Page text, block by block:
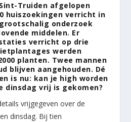
Truiden afgelopen
huiszoekingen verricht in
onderzoek
middelen. Er
verricht op drie
werden
planten. Twee mannen
blijven aangehouden. Dé
is nu: kan je high worden
dinsdag vrij is gekomen?
vrijgegeven over de
dinsdag. Bij tien